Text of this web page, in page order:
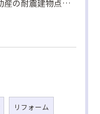
不動産の耐震建物点検基準解説
リフォーム